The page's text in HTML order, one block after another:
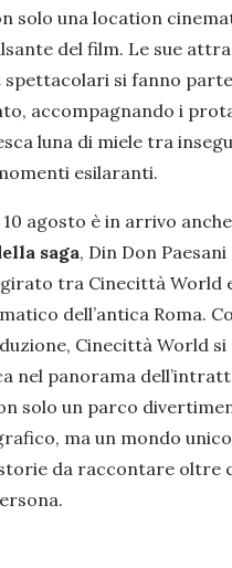
solo una location
del film. Le sue
spettacolari si fanno
accompagnando i
luna di miele tra
esilaranti.
agosto è in arrivo anche
saga, Din Don Paesani
girato tra Cinecittà World
dell’antica Roma.
Cinecittà World
nel panorama
solo un parco
ma un mondo
da raccontare oltre